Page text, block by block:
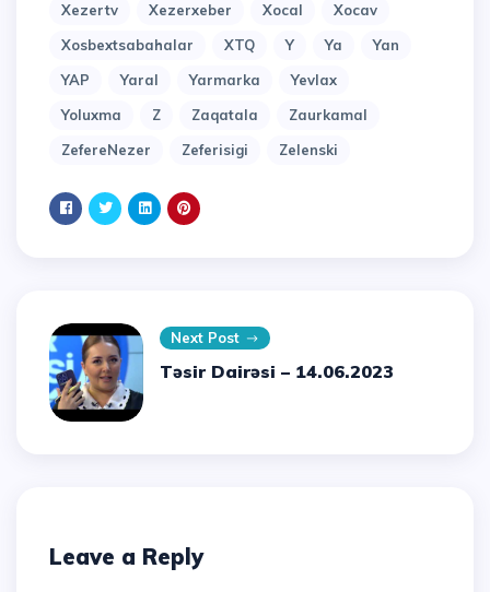
Xezertv
Xezerxeber Xocal
Xocav
Xosbextsabahalar
XTQ Y Ya
Yan
YAP
Yaral Yarmarka
Yevlax
Yoluxma
Z Zaqatala
Zaurkamal
ZefereNezer
Zeferisigi Zelenski
Next Post
Təsir Dairəsi – 14.06.2023
Leave a Reply